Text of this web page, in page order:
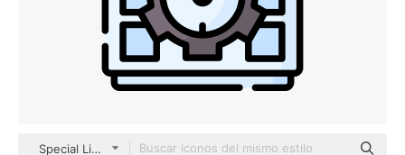
Special Lineal color